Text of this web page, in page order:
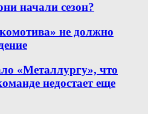
начали сезон?
не должно
«Металлургу», что
недостает еще